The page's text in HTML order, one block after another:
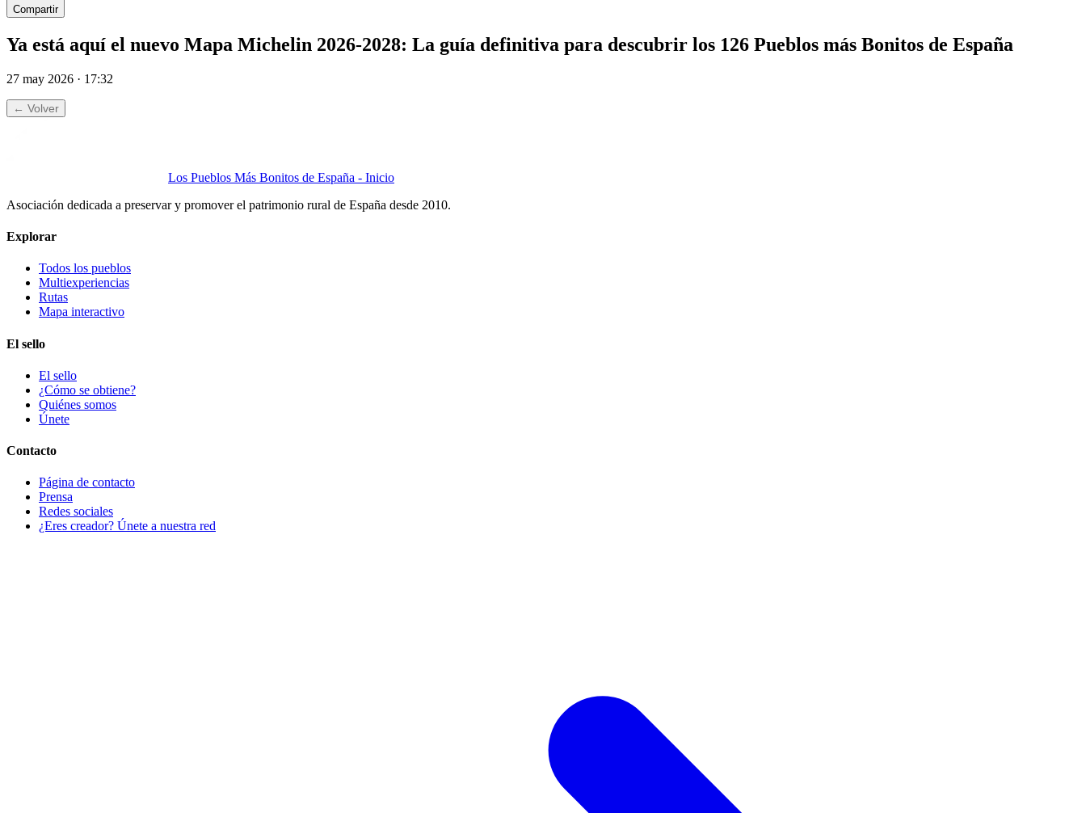
Compartir
Ya está aquí el nuevo Mapa Michelin 2026-2028: La guía definitiva para descubrir los 126 Pueblos más Bonitos de España
27 may 2026 · 17:32
← Volver
Los Pueblos Más Bonitos de España - Inicio
Asociación dedicada a preservar y promover el patrimonio rural de España desde 2010.
Explorar
Todos los pueblos
Multiexperiencias
Rutas
Mapa interactivo
El sello
El sello
¿Cómo se obtiene?
Quiénes somos
Únete
Contacto
Página de contacto
Prensa
Redes sociales
¿Eres creador? Únete a nuestra red